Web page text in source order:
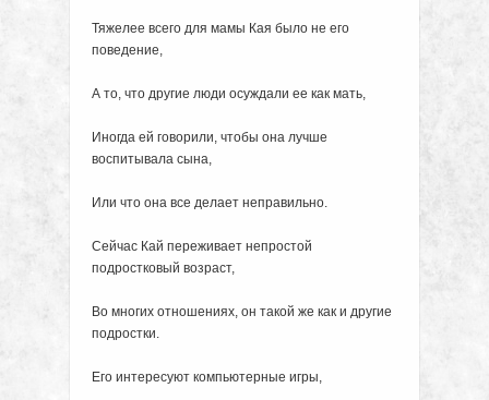
Тяжелее всего для мамы Кая было не его
поведение,
А то, что другие люди осуждали ее как мать,
Иногда ей говорили, чтобы она лучше
воспитывала сына,
Или что она все делает неправильно.
Сейчас Кай переживает непростой
подростковый возраст,
Во многих отношениях, он такой же как и другие
подростки.
Его интересуют компьютерные игры,